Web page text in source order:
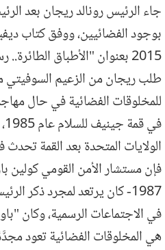
جاء الرئيس رونالد ريجان بعد
بوجود الفضائيين، ووفق كتاب
2015 بعنوان "الأطباق
طلب ريجان من الزعيم
للمخلوقات الفضائية في حال
الولايات المتحدة بعد القمة تحدث
فإن مستشار الأمن القومي كولين
1987- كان يرتعد لمجرد ذكر
في الاجتماعات الرسمية، وكان
هي المخلوقات الفضائية تعود